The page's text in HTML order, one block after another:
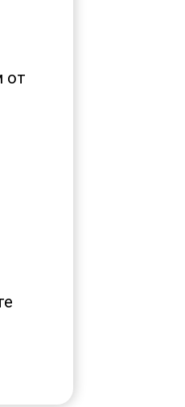
от